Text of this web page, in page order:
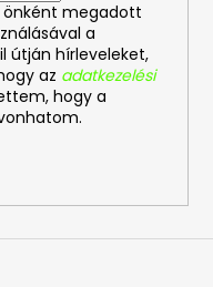
önként megadott
a
útján hírleveleket,
az adatkezelési
hogy a